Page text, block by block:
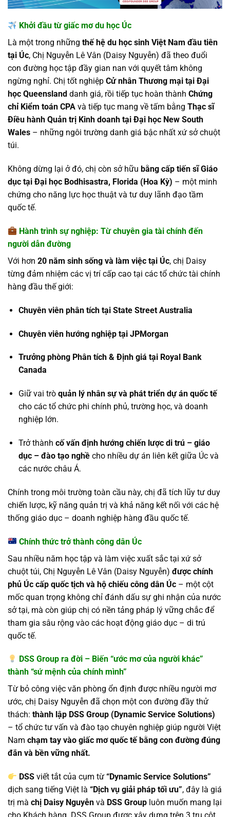
Khởi đầu từ giấc mơ du học Úc
Là một trong những thế hệ du học sinh Việt Nam đầu tiên
tại Úc, Chị Nguyễn Lê Vân (Daisy Nguyễn) đã theo đuổi
con đường học tập đầy gian nan với quyết tâm không
ngừng nghỉ. Chị tốt nghiệp Cử nhân Thương mại tại Đại
học Queensland danh giá, rồi tiếp tục hoàn thành Chứng
chỉ Kiểm toán CPA và tiếp tục mang về tấm bằng Thạc sĩ
Điều hành Quản trị Kinh doanh tại Đại học New South
Wales – những ngôi trường danh giá bậc nhất xứ sở chuột
túi.
Không dừng lại ở đó, chị còn sở hữu bằng cấp tiến sĩ Giáo
dục tại Đại học Bodhisastra, Florida (Hoa Kỳ) – một minh
chứng cho năng lực học thuật và tư duy lãnh đạo tầm
quốc tế.
Hành trình sự nghiệp: Từ chuyên gia tài chính đến
người dẫn đường
Với hơn 20 năm sinh sống và làm việc tại Úc, chị Daisy
từng đảm nhiệm các vị trí cấp cao tại các tổ chức tài chính
hàng đầu thế giới:
Chuyên viên phân tích tại State Street Australia
Chuyên viên hướng nghiệp tại JPMorgan
Trưởng phòng Phân tích & Định giá tại Royal Bank
Canada
Giữ vai trò quản lý nhân sự và phát triển dự án quốc tế
cho các tổ chức phi chính phủ, trường học, và doanh
nghiệp lớn.
Trở thành cố vấn định hướng chiến lược di trú – giáo
dục – đào tạo nghềcho nhiều dự án liên kết giữa Úc và
các nước châu Á.
Chính trong môi trường toàn cầu này, chị đã tích lũy tư duy
chiến lược, kỹ năng quản trị và khả năng kết nối với các hệ
thống giáo dục – doanh nghiệp hàng đầu quốc tế.
Chính thức trở thành công dân Úc
Sau nhiều năm học tập và làm việc xuất sắc tại xứ sở
chuột túi, Chị Nguyễn Lê Vân (Daisy Nguyễn) được chính
phủ Úc cấp quốc tịch và hộ chiếu công dân Úc – một cột
mốc quan trọng không chỉ đánh dấu sự ghi nhận của nước
sở tại, mà còn giúp chị có nền tảng pháp lý vững chắc để
tham gia sâu rộng vào các hoạt động giáo dục – di trú
quốc tế.
DSS Group ra đời – Biến “ước mơ của người khác”
thành “sứ mệnh của chính mình”
Từ bỏ công việc văn phòng ổn định được nhiều người mơ
ước, chị Daisy Nguyễn đã chọn một con đường đầy thử
thách: thành lập DSS Group (Dynamic Service Solutions)
– tổ chức tư vấn và đào tạo chuyên nghiệp giúp người Việt
Nam chạm tay vào giấc mơ quốc tế bằng con đường đúng
đắn và bền vững nhất.
DSS viết tắt của cụm từ“Dynamic Service Solutions”
dịch sang tiếng Việt là “Dịch vụ giải pháp tối ưu”, đây là giá
trị mà chị Daisy Nguyễn và DSS Group luôn muốn mang lại